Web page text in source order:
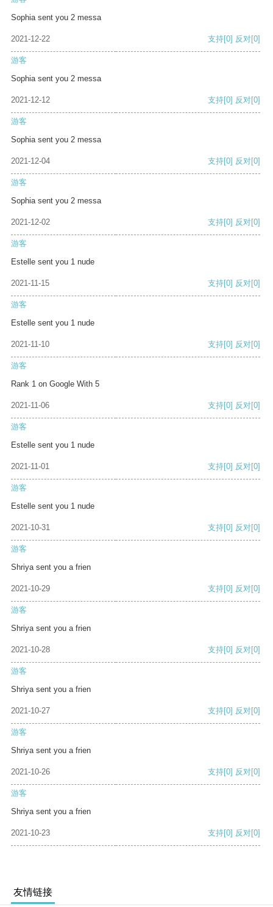
Sophia sent you 2 messa
2021-12-22 支持[0] 反对[0]
游客
Sophia sent you 2 messa
2021-12-12 支持[0] 反对[0]
游客
Sophia sent you 2 messa
2021-12-04 支持[0] 反对[0]
游客
Sophia sent you 2 messa
2021-12-02 支持[0] 反对[0]
游客
Estelle sent you 1 nude
2021-11-15 支持[0] 反对[0]
游客
Estelle sent you 1 nude
2021-11-10 支持[0] 反对[0]
游客
Rank 1 on Google With 5
2021-11-06 支持[0] 反对[0]
游客
Estelle sent you 1 nude
2021-11-01 支持[0] 反对[0]
游客
Estelle sent you 1 nude
2021-10-31 支持[0] 反对[0]
游客
Shriya sent you a frien
2021-10-29 支持[0] 反对[0]
游客
Shriya sent you a frien
2021-10-28 支持[0] 反对[0]
游客
Shriya sent you a frien
2021-10-27 支持[0] 反对[0]
游客
Shriya sent you a frien
2021-10-26 支持[0] 反对[0]
游客
Shriya sent you a frien
2021-10-23 支持[0] 反对[0]
友情链接